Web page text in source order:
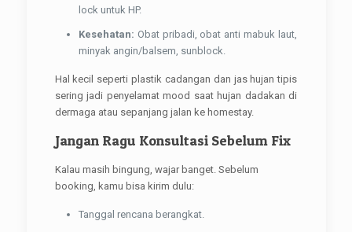
lock untuk HP.
Kesehatan: Obat pribadi, obat anti mabuk laut,
minyak angin/balsem, sunblock.
Hal kecil seperti plastik cadangan dan jas hujan tipis
sering jadi penyelamat mood saat hujan dadakan di
dermaga atau sepanjang jalan ke homestay.
Jangan Ragu Konsultasi Sebelum Fix
Kalau masih bingung, wajar banget. Sebelum
booking, kamu bisa kirim dulu:
Tanggal rencana berangkat.